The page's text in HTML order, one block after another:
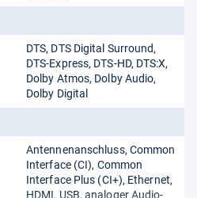
DTS, DTS Digital Surround,
DTS-Express, DTS-HD, DTS:X,
Dolby Atmos, Dolby Audio,
Dolby Digital
Antennenanschluss, Common
Interface (CI), Common
Interface Plus (CI+), Ethernet,
HDMI, USB, analoger Audio-